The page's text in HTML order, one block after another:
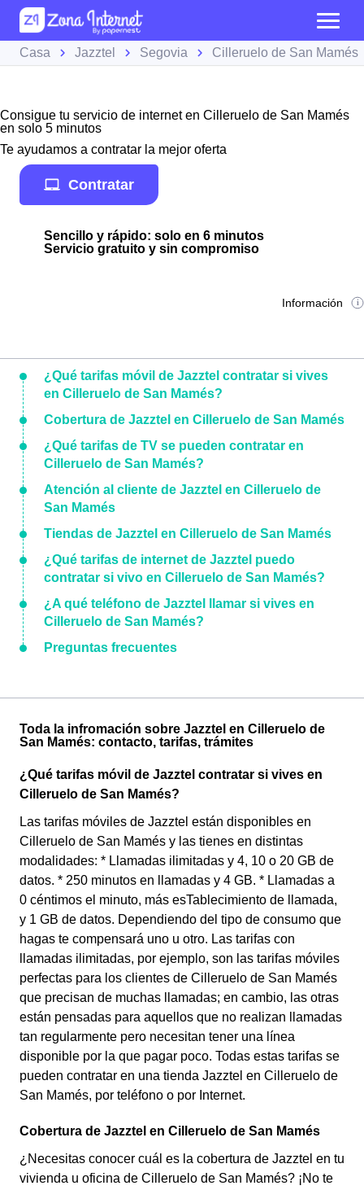
Casa Jazztel Segovia Cilleruelo de San Mamés
Consigue tu servicio de internet en Cilleruelo de San Mamés
en solo 5 minutos
Te ayudamos a contratar la mejor oferta
Contratar
Sencillo y rápido: solo en 6 minutos
Servicio gratuito y sin compromiso
Información
¿Qué tarifas móvil de Jazztel contratar si vives
en Cilleruelo de San Mamés?
Cobertura de Jazztel en Cilleruelo de San Mamés
¿Qué tarifas de TV se pueden contratar en
Cilleruelo de San Mamés?
Atención al cliente de Jazztel en Cilleruelo de
San Mamés
Tiendas de Jazztel en Cilleruelo de San Mamés
¿Qué tarifas de internet de Jazztel puedo
contratar si vivo en Cilleruelo de San Mamés?
¿A qué teléfono de Jazztel llamar si vives en
Cilleruelo de San Mamés?
Preguntas frecuentes
Toda la infromación sobre Jazztel en Cilleruelo de
San Mamés: contacto, tarifas, trámites
¿Qué tarifas móvil de Jazztel contratar si vives en
Cilleruelo de San Mamés?
Las tarifas móviles de Jazztel están disponibles en
Cilleruelo de San Mamés y las tienes en distintas
modalidades: * Llamadas ilimitadas y 4, 10 o 20 GB de
datos. * 250 minutos en llamadas y 4 GB. * Llamadas a
0 céntimos el minuto, más esTablecimiento de llamada,
y 1 GB de datos. Dependiendo del tipo de consumo que
hagas te compensará uno u otro. Las tarifas con
llamadas ilimitadas, por ejemplo, son las tarifas móviles
perfectas para los clientes de Cilleruelo de San Mamés
que precisan de muchas llamadas; en cambio, las otras
están pensadas para aquellos que no realizan llamadas
tan regularmente pero necesitan tener una línea
disponible por la que pagar poco. Todas estas tarifas se
pueden contratar en una tienda Jazztel en Cilleruelo de
San Mamés, por teléfono o por Internet.
Cobertura de Jazztel en Cilleruelo de San Mamés
¿Necesitas conocer cuál es la cobertura de Jazztel en tu
vivienda u oficina de Cilleruelo de San Mamés? ¡No te